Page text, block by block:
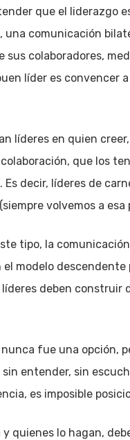
que el liderazgo
comunicación
colaboradores,
líder es convencer
líderes en quien
que los
Es decir, líderes de
volvemos a esa
tipo, la
modelo
deben
fue una opción,
entender, sin
es imposible
quienes lo hagan,